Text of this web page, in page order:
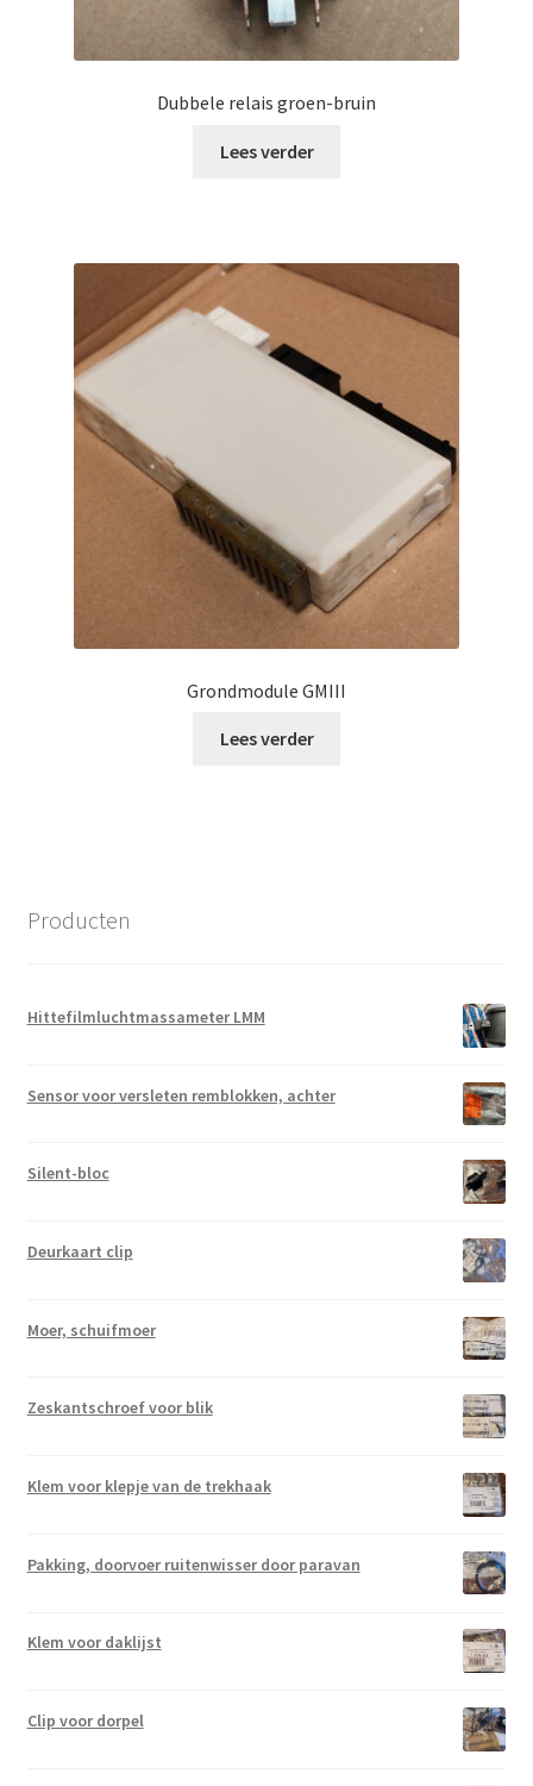
Dubbele relais groen-bruin
Lees verder
Grondmodule GMIII
Lees verder
Producten
Hittefilmluchtmassameter LMM
Sensor voor versleten remblokken, achter
Silent-bloc
Deurkaart clip
Moer, schuifmoer
Zeskantschroef voor blik
Klem voor klepje van de trekhaak
Pakking, doorvoer ruitenwisser door paravan
Klem voor daklijst
Clip voor dorpel